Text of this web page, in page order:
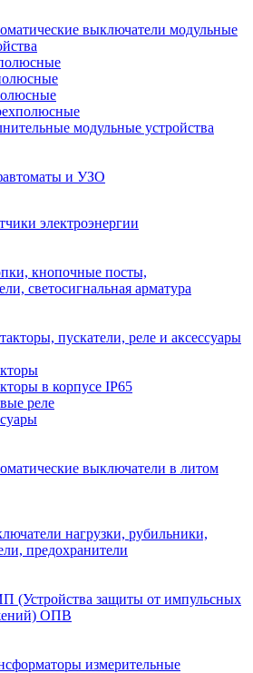
выключатели модульные
модульные устройства
и УЗО
электроэнергии
кнопочные посты,
светосигнальная арматура
пускатели, реле и аксессуары
в корпусе IP65
реле
выключатели в литом
нагрузки, рубильники,
предохранители
(Устройства защиты от импульсных
ОПВ
измерительные